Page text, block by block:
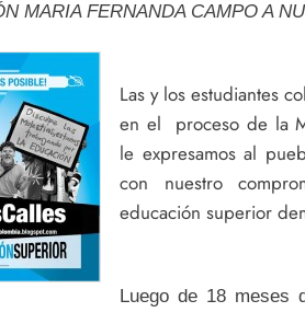
MARIA FERNANDA CAMPO A
Las y los estudiantes
en el proceso de la
le expresamos al
con nuestro
educación superior
Luego de 18 meses